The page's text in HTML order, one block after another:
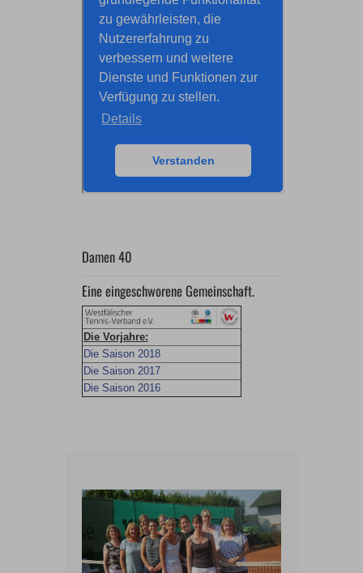
Damen 40
Eine eingeschworene Gemeinschaft.
Die Vorjahre:
Die Saison 2018
Die Saison 2017
Die Saison 2016